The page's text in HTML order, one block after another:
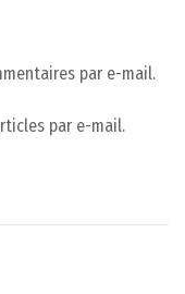
par e-mail.
par e-mail.